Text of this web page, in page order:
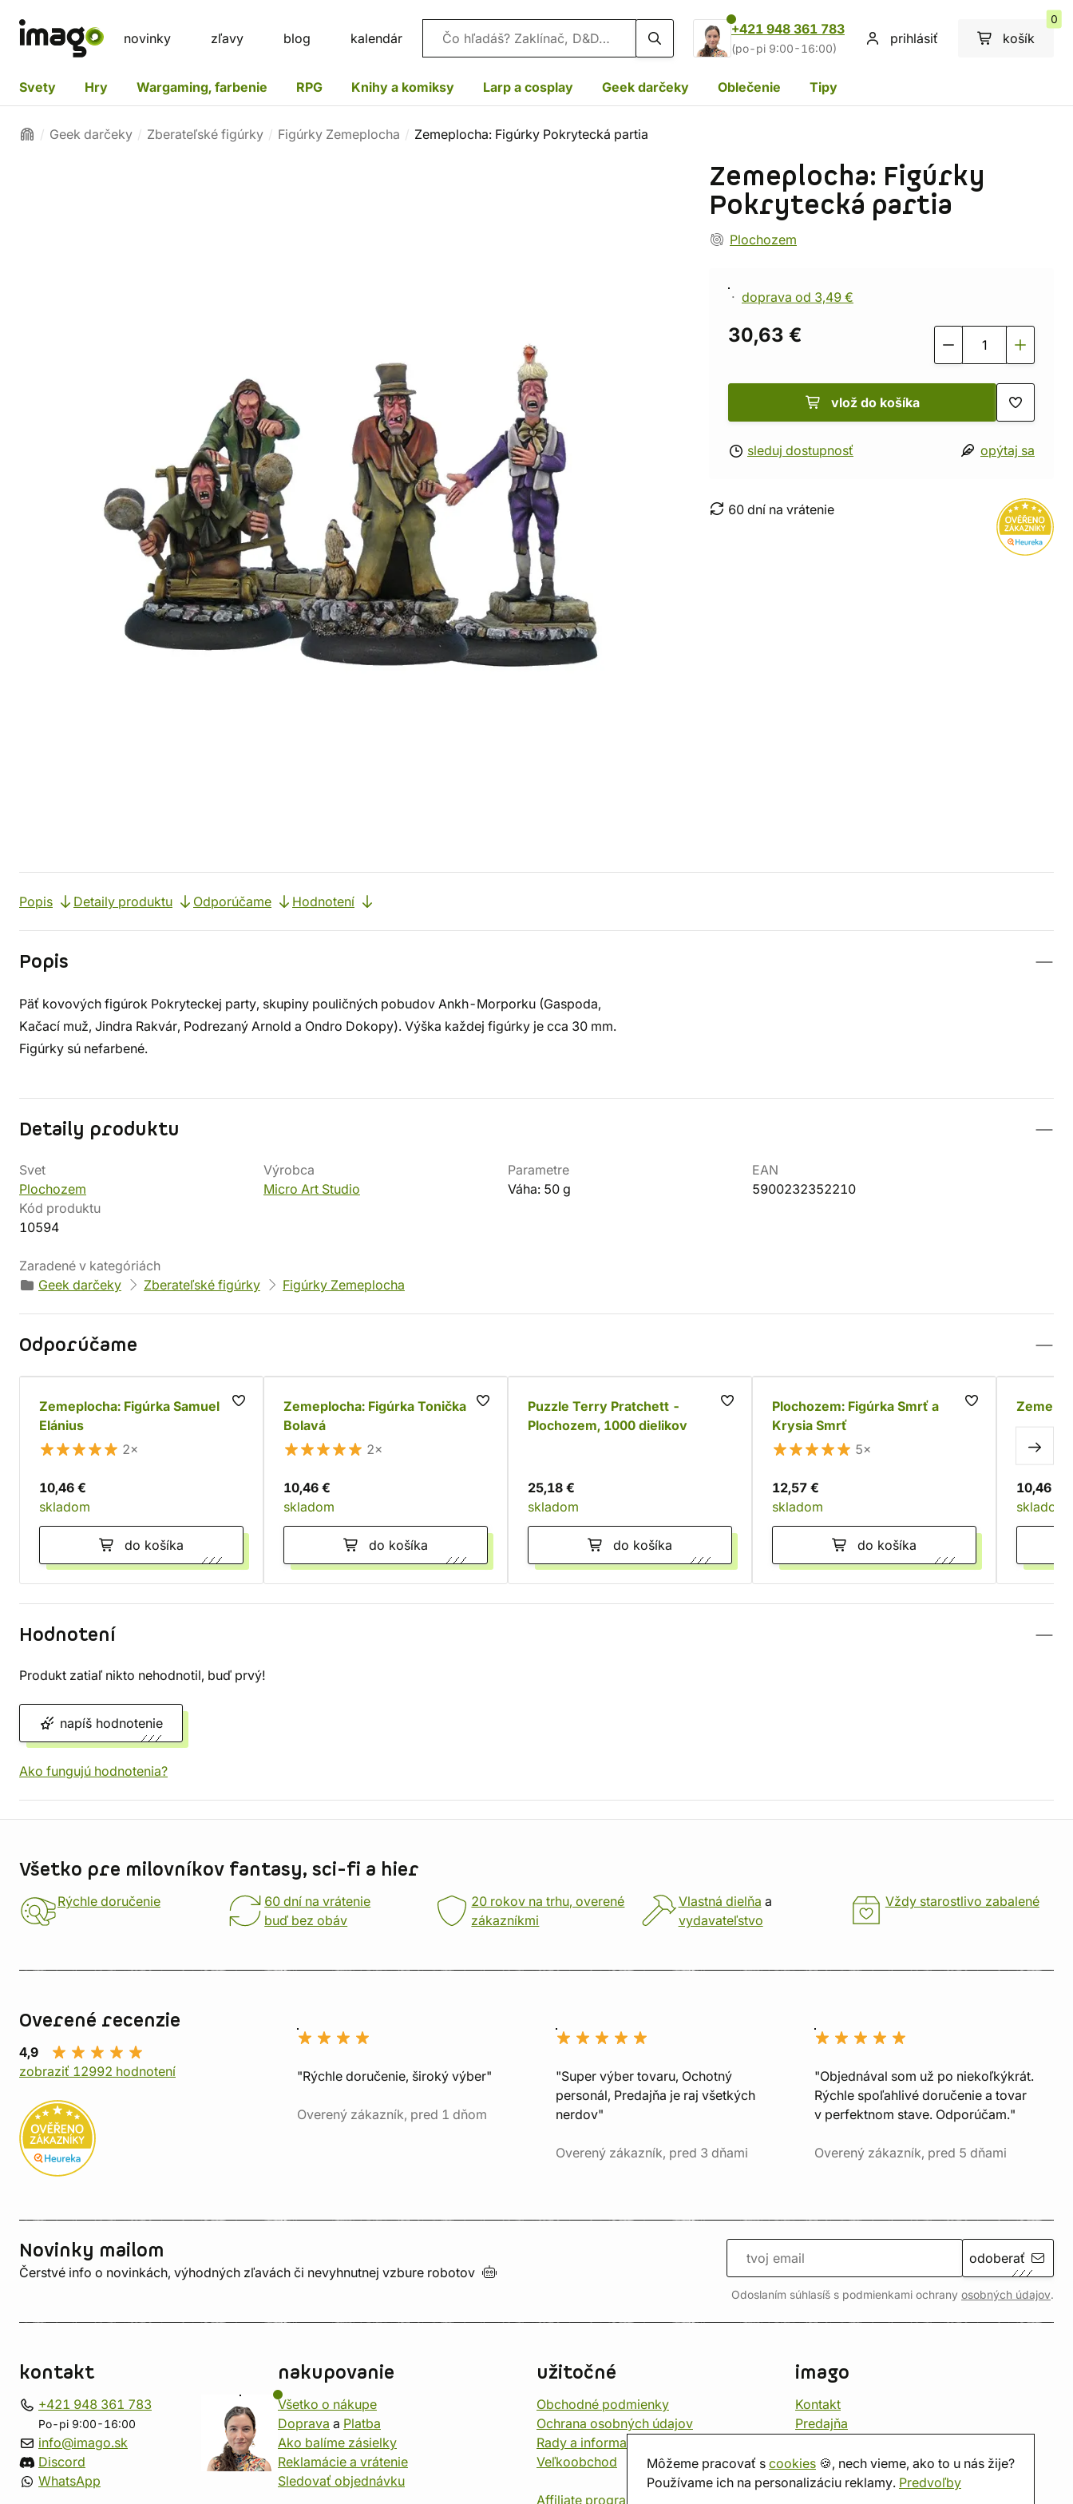
novinky zľavy blog kalendár Vyhľadávanie
+421 948 361 783
(po-pi 9:00-16:00)
prihlásiť košík
0
Svety Hry Wargaming, farbenie RPG Knihy a komiksy Larp a cosplay Geek darčeky Oblečenie Tipy
Geek darčeky Zberateľské figúrky Figúrky Zemeplocha Zemeplocha: Figúrky Pokrytecká partia
Zemeplocha: Figúrky
Pokrytecká partia
Plochozem
doprava od 3,49 €
30,63 €
vlož do košíka
sleduj dostupnosť opýtaj sa
60 dní na vrátenie
Popis Detaily produktu Odporúčame Hodnotení
Popis
Päť kovových figúrok Pokryteckej party, skupiny pouličných pobudov Ankh-Morporku (Gaspoda,
Kačací muž, Jindra Rakvár, Podrezaný Arnold a Ondro Dokopy). Výška každej figúrky je cca 30 mm.
Figúrky sú nefarbené.
Detaily produktu
Svet
Plochozem
Výrobca
Micro Art Studio
Parametre
Váha: 50 g
EAN
5900232352210
Kód produktu
10594
Zaradené v kategóriách
Geek darčeky
Zberateľské figúrky Figúrky Zemeplocha
Odporúčame
Zemeplocha: Figúrka Samuel
Elánius
2×
10,46 €
skladom
do košíka
Zemeplocha: Figúrka Tonička
Bolavá
2×
10,46 €
skladom
do košíka
Puzzle Terry Pratchett -
Plochozem, 1000 dielikov
25,18 €
skladom
do košíka
Plochozem: Figúrka Smrť a
Krysia Smrť
5×
12,57 €
skladom
do košíka
10,46 €
skladom
Hodnotení
Produkt zatiaľ nikto nehodnotil, buď prvý!
napíš hodnotenie
Ako fungujú hodnotenia?
Môžeme pracovať s cookies 🍪, nech vieme, ako to u nás žije?
Používame ich na personalizáciu reklamy. Predvoľby
Všetko pre milovníkov fantasy, sci-fi a hier
Rýchle doručenie
60 dní na vrátenie
buď bez obáv
20 rokov na trhu, overené
zákazníkmi
Vlastná dielňa a
vydavateľstvo
Vždy starostlivo zabalené
Overené recenzie
4,9
zobraziť 12992 hodnotení
"Rýchle doručenie, široký výber"
Overený zákazník, pred 1 dňom
"Super výber tovaru, Ochotný
personál, Predajňa je raj všetkých
nerdov"
Overený zákazník, pred 3 dňami
"Objednával som už po niekoľkýkrát.
Rýchle spoľahlivé doručenie a tovar
v perfektnom stave. Odporúčam."
Overený zákazník, pred 5 dňami
Novinky mailom
Čerstvé info o novinkách, výhodných zľavách či nevyhnutnej vzbure robotov
odoberať
Odoslaním súhlasíš s podmienkami ochrany osobných údajov.
kontakt
+421 948 361 783
Po-pi 9:00-16:00
info@imago.sk
Discord
WhatsApp
nakupovanie
Všetko o nákupe
Doprava a Platba
Ako balíme zásielky
Reklamácie a vrátenie
Sledovať objednávku
užitočné
Obchodné podmienky
Ochrana osobných údajov
Rady a informace
Veľkoobchod
Affiliate program
imago
Kontakt
Predajňa
O nás
Hodnotenie obchodu